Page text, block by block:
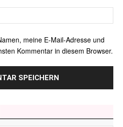
meine E-Mail-Adresse und
Kommentar in diesem Browser.